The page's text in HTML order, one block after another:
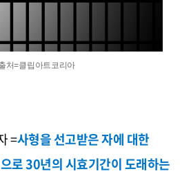
처=클립아트코리아
=사형을 선고받은 자에 대한
로30년의 시효기간이 도래하는